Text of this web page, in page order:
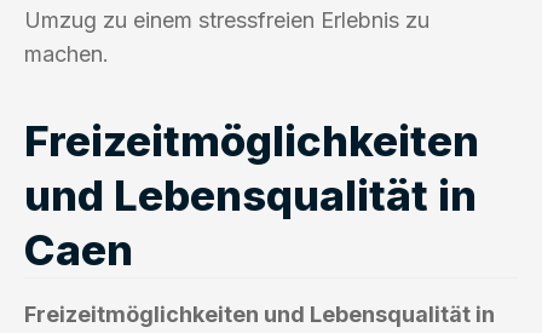
Umzug zu einem stressfreien Erlebnis zu
machen.
Freizeitmöglichkeiten
und Lebensqualität in
Caen
Freizeitmöglichkeiten und Lebensqualität in